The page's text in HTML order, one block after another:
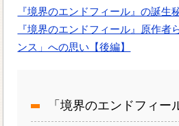
『境界のエンドフィール』の誕生
『境界のエンドフィール』原作者
ンス」への思い【後編】
「境界のエンドフィー